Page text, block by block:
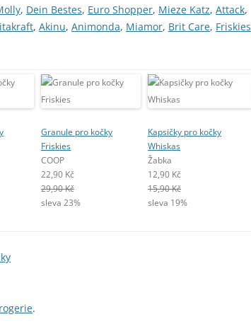
, Dein Bestes, Euro Shopper, Mieze Katz, Attack,
, Akinu, Animonda, Miamor, Brit Care, Friskies
Granule pro kočky
Friskies
COOP
22,90 Kč
29,90 Kč
sleva 23%
Kapsičky pro kočky
Whiskas
Žabka
12,90 Kč
15,90 Kč
sleva 19%
.